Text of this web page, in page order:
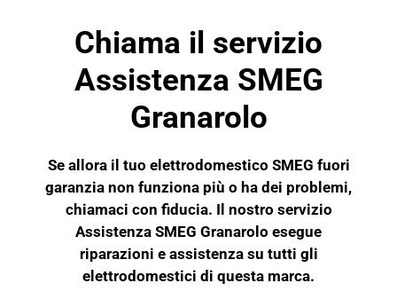
Chiama il servizio
Assistenza SMEG
Granarolo
Se allora il tuo elettrodomestico SMEG fuori
garanzia non funziona più o ha dei problemi,
chiamaci con fiducia. Il nostro servizio
Assistenza SMEG Granarolo esegue
riparazioni e assistenza su tutti gli
elettrodomestici di questa marca.